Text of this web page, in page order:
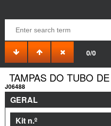
0/0
TAMPAS DO TUBO
J06488
GERAL
Kit n.º